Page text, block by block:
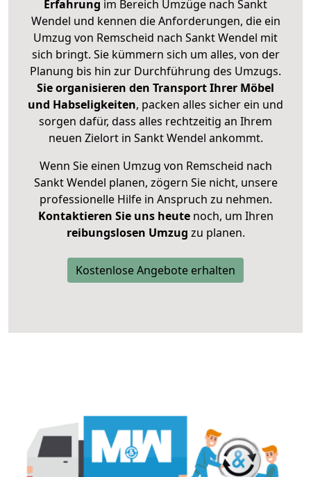
Erfahrung im Bereich Umzüge nach Sankt
Wendel und kennen die Anforderungen, die ein
Umzug von Remscheid nach Sankt Wendel mit
sich bringt. Sie kümmern sich um alles, von der
Planung bis hin zur Durchführung des Umzugs.
Sie organisieren den Transport Ihrer Möbel
und Habseligkeiten, packen alles sicher ein und
sorgen dafür, dass alles rechtzeitig an Ihrem
neuen Zielort in Sankt Wendel ankommt.
Wenn Sie einen Umzug von Remscheid nach
Sankt Wendel planen, zögern Sie nicht, unsere
professionelle Hilfe in Anspruch zu nehmen.
Kontaktieren Sie uns heutenoch, um Ihren
reibungslosen Umzug zu planen.
Kostenlose Angebote erhalten